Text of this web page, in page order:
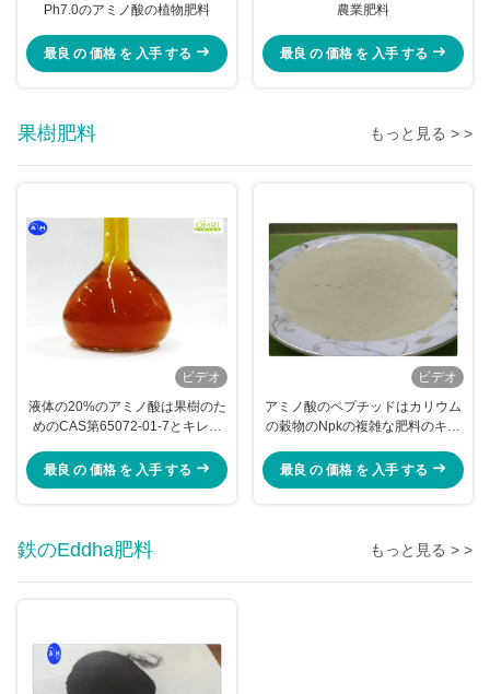
Ph7.0のアミノ酸の植物肥料
最良 の 価格 を 入手 する
農業肥料
最良 の 価格 を 入手 する
果樹肥料 もっと見る > >
ビデオ
液体の20%のアミノ酸は果樹のた
めのCAS第65072-01-7とキレー
最良 の 価格 を 入手 する
ビデオ
アミノ酸のペプチッドはカリウム
の穀物のNpkの複雑な肥料のキレ
最良 の 価格 を 入手 する
鉄のEddha肥料 もっと見る > >